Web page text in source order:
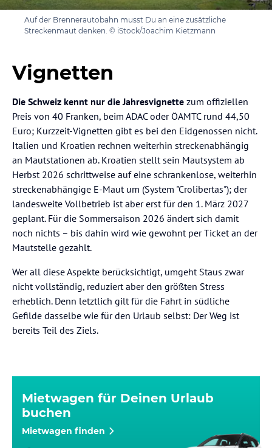
Auf der Brennerautobahn musst Du an eine zusätzliche
Streckenmaut denken. © iStock/Joachim Kietzmann
Vignetten
Die Schweiz kennt nur die Jahresvignette zum offiziellen
Preis von 40 Franken, beim ADAC oder ÖAMTC rund 44,50
Euro; Kurzzeit-Vignetten gibt es bei den Eidgenossen nicht.
Italien und Kroatien rechnen weiterhin streckenabhängig
an Mautstationen ab. Kroatien stellt sein Mautsystem ab
Herbst 2026 schrittweise auf eine schrankenlose, weiterhin
streckenabhängige E-Maut um (System "Crolibertas"); der
landesweite Vollbetrieb ist aber erst für den 1. März 2027
geplant. Für die Sommersaison 2026 ändert sich damit
noch nichts – bis dahin wird wie gewohnt per Ticket an der
Mautstelle gezahlt.
Wer all diese Aspekte berücksichtigt, umgeht Staus zwar
nicht vollständig, reduziert aber den größten Stress
erheblich. Denn letztlich gilt für die Fahrt in südliche
Gefilde dasselbe wie für den Urlaub selbst: Der Weg ist
bereits Teil des Ziels.
Mietwagen für Deinen Urlaub
buchen
Mietwagen finden